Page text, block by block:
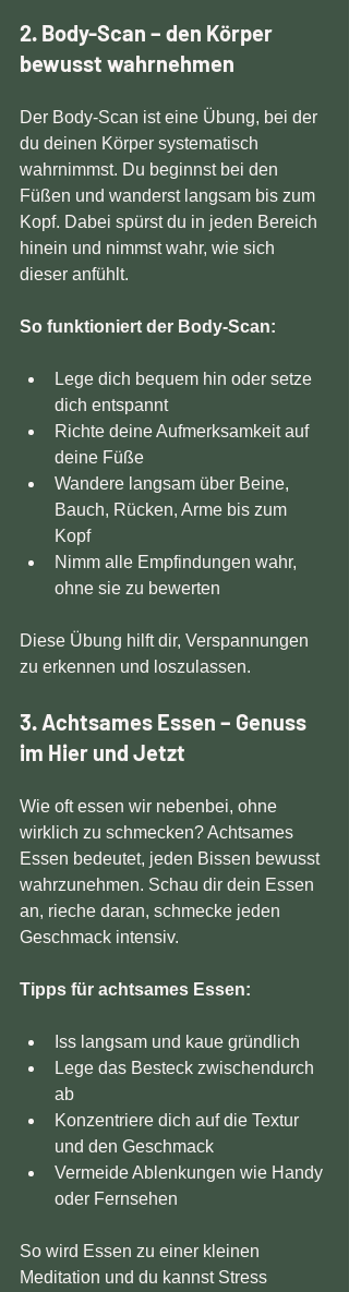
2. Body-Scan – den Körper
bewusst wahrnehmen
Der Body-Scan ist eine Übung, bei der
du deinen Körper systematisch
wahrnimmst. Du beginnst bei den
Füßen und wanderst langsam bis zum
Kopf. Dabei spürst du in jeden Bereich
hinein und nimmst wahr, wie sich
dieser anfühlt.
So funktioniert der Body-Scan:
Lege dich bequem hin oder setze
dich entspannt
Richte deine Aufmerksamkeit auf
deine Füße
Wandere langsam über Beine,
Bauch, Rücken, Arme bis zum
Kopf
Nimm alle Empfindungen wahr,
ohne sie zu bewerten
Diese Übung hilft dir, Verspannungen
zu erkennen und loszulassen.
3. Achtsames Essen – Genuss
im Hier und Jetzt
Wie oft essen wir nebenbei, ohne
wirklich zu schmecken? Achtsames
Essen bedeutet, jeden Bissen bewusst
wahrzunehmen. Schau dir dein Essen
an, rieche daran, schmecke jeden
Geschmack intensiv.
Tipps für achtsames Essen:
Iss langsam und kaue gründlich
Lege das Besteck zwischendurch
ab
Konzentriere dich auf die Textur
und den Geschmack
Vermeide Ablenkungen wie Handy
oder Fernsehen
So wird Essen zu einer kleinen
Meditation und du kannst Stress